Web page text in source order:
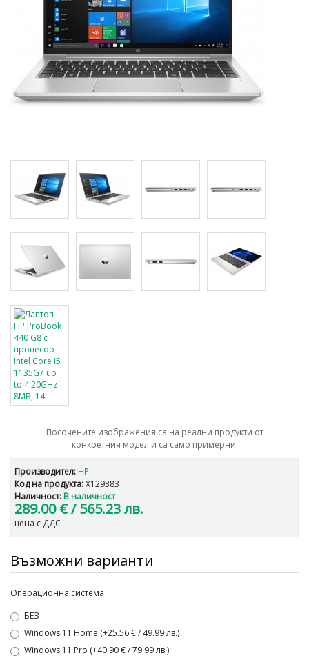
Посочените изображения са на реални продукти от
конкретния модел и са само примерни.
Производител: HP
Код на продукта:X129383
Наличност: В наличност
289.00 €/ 565.23 лв.
цена с ДДС
Възможни варианти
Операционна система
БЕЗ
Windows 11 Home (+25.56 € / 49.99 лв.)
Windows 11 Pro (+40.90 € / 79.99 лв.)